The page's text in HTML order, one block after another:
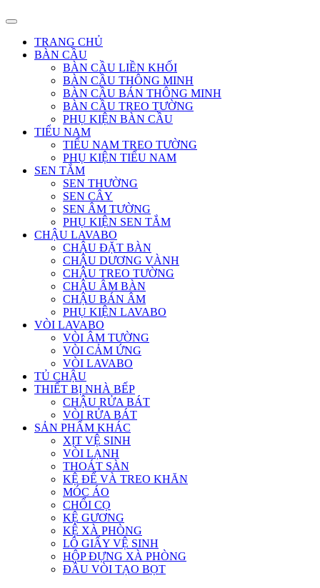
TRANG CHỦ
BÀN CẦU
BÀN CẦU LIỀN KHỐI
BÀN CẦU THÔNG MINH
BÀN CẦU BÁN THÔNG MINH
BÀN CẦU TREO TƯỜNG
PHỤ KIỆN BÀN CẦU
TIỂU NAM
TIỂU NAM TREO TƯỜNG
PHỤ KIỆN TIỂU NAM
SEN TẮM
SEN THƯỜNG
SEN CÂY
SEN ÂM TƯỜNG
PHỤ KIỆN SEN TẮM
CHẬU LAVABO
CHẬU ĐẶT BÀN
CHẬU DƯƠNG VÀNH
CHẬU TREO TƯỜNG
CHẬU ÂM BÀN
CHẬU BÁN ÂM
PHỤ KIỆN LAVABO
VÒI LAVABO
VÒI ÂM TƯỜNG
VÒI CẢM ỨNG
VÒI LAVABO
TỦ CHẬU
THIẾT BỊ NHÀ BẾP
CHẬU RỬA BÁT
VÒI RỬA BÁT
SẢN PHẨM KHÁC
XỊT VỆ SINH
VÒI LẠNH
THOÁT SÀN
KỆ ĐỂ VÀ TREO KHĂN
MÓC ÁO
CHỔI CỌ
KỆ GƯƠNG
KỆ XÀ PHÒNG
LÔ GIẤY VỆ SINH
HỘP ĐỰNG XÀ PHÒNG
ĐẦU VÒI TẠO BỌT